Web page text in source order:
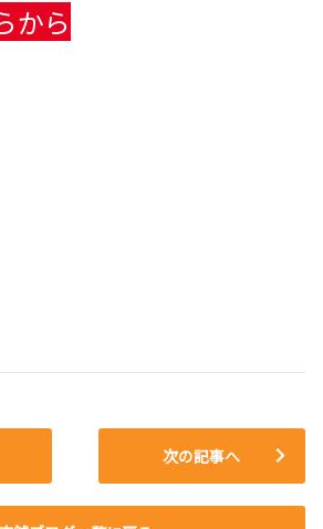
から
次の記事へ